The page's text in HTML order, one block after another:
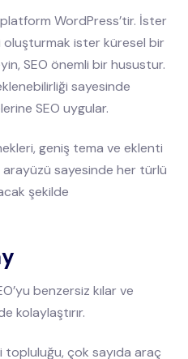
WordPress’tir. İster
ister küresel bir
SEO önemli bir husustur.
sayesinde
SEO uygular.
geniş tema ve eklenti
arayüzü sayesinde her türlü
şekilde
benzersiz kılar ve
kolaylaştırır.
topluluğu, çok sayıda araç